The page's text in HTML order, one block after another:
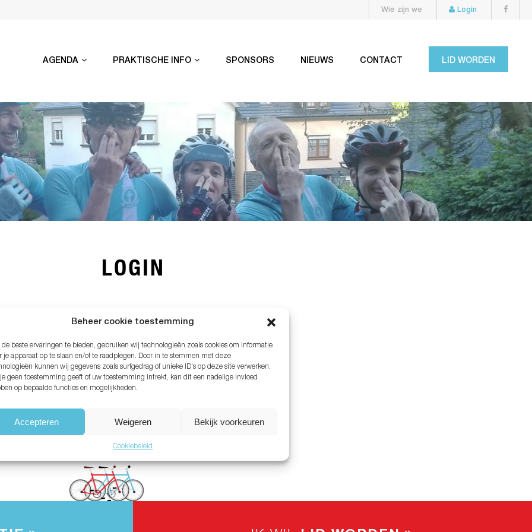
Beheer cookie toestemming
de beste ervaringen te bieden, gebruiken wij technologieën zoals cookies om informatie
je apparaat op te slaan en/of te raadplegen. Door in te stemmen met deze
kunnen wij gegevens zoals surfgedrag of unieke ID's op deze site verwerken.
geen toestemming geeft of uw toestemming intrekt, kan dit een nadelige invloed
op bepaalde functies en mogelijkheden.
Accepteren Weigeren Bekijk voorkeuren
Cookiebeleid
Wie zijn we Login
AGENDA PRAKTISCHE INFO SPONSORS NIEUWS CONTACT LID WORDEN
LOGIN
vergeten?